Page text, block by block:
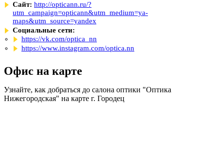
Сайт: http://opticann.ru/?
utm_campaign=opticann&utm_medium=ya-
maps&utm_source=yandex
Социальные сети:
https://vk.com/optica_nn
https://www.instagram.com/optica.nn
Офис на карте
Узнайте, как добраться до салона оптики "Оптика
Нижегородская" на карте г. Городец